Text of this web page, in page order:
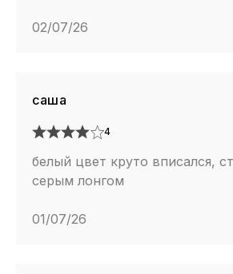
02/07/26
саша
4
белый цвет круто вписался,
серым лонгом
01/07/26